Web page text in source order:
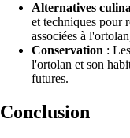
Alternatives
et techniques pour
associées à
Conservation :
l'ortolan et son
futures.
Conclusion